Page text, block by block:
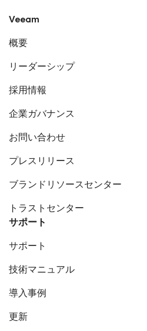
Veeam
概要
リーダーシップ
採用情報
企業ガバナンス
お問い合わせ
プレスリリース
ブランドリソースセンター
トラストセンター
サポート
サポート
技術マニュアル
導入事例
更新